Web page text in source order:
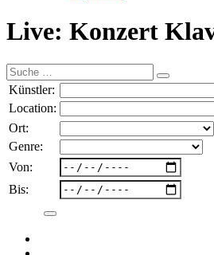
Live: Konzert
Suche
nach:
Künstler:
Location:
Ort:
Genre:
Von:
Bis: